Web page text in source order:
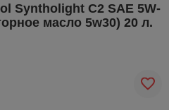
Syntholight C2 SAE 5W-
масло 5w30) 20 л.